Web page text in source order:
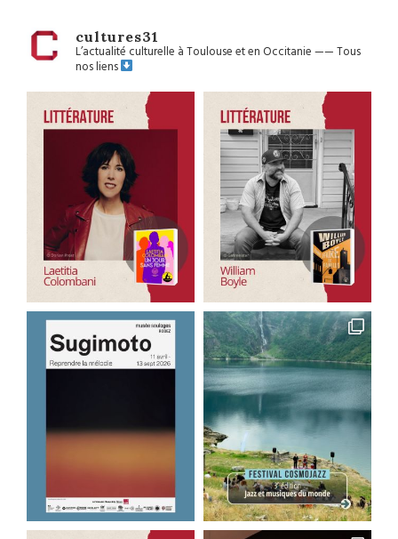
cultures31
L’actualité culturelle à Toulouse et en Occitanie——Tous
nos liens